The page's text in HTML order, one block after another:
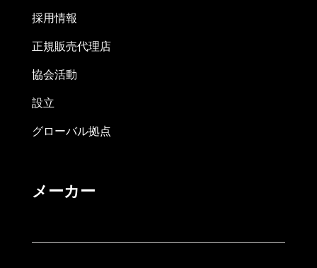
採用情報
正規販売代理店
協会活動
設立
グローバル拠点
メーカー